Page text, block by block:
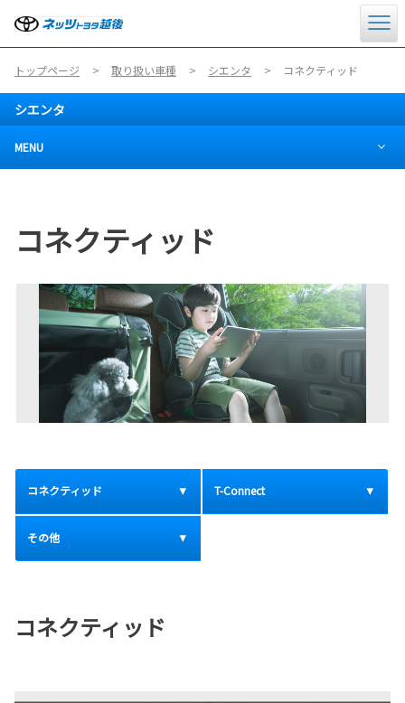
トップページ 取り扱い車種 シエンタ コネクティッド
シエンタ
MENU
コネクティッド
コネクティッド T-Connect
その他
コネクティッド